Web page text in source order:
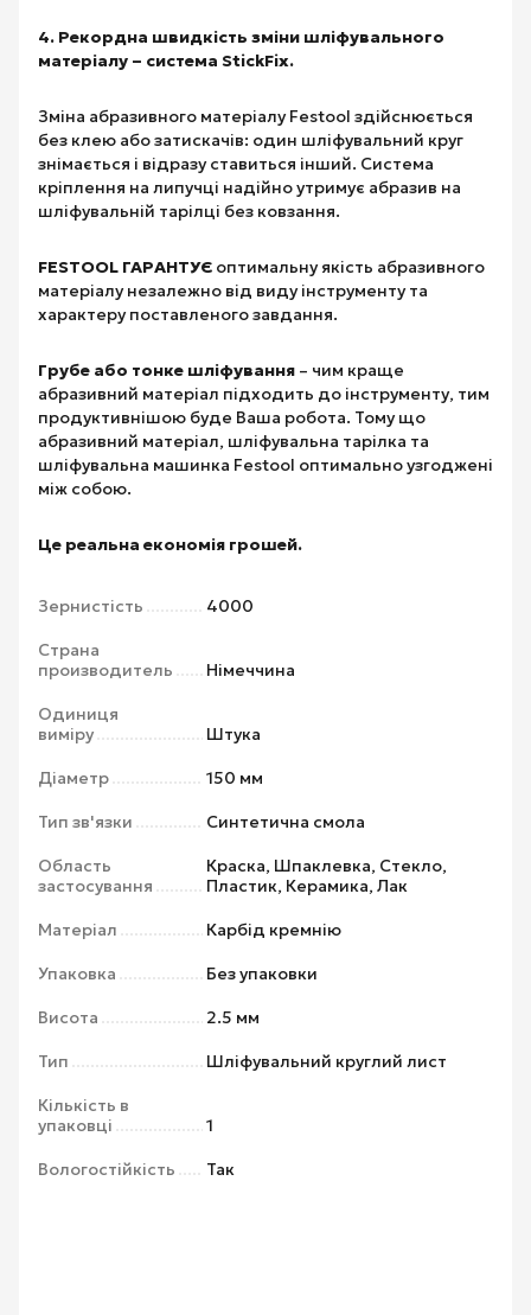
4. Рекордна швидкість зміни шліфувального
матеріалу – система StickFix.
Зміна абразивного матеріалу Festool здійснюється
без клею або затискачів: один шліфувальний круг
знімається і відразу ставиться інший. Система
кріплення на липучці надійно утримує абразив на
шліфувальній тарілці без ковзання.
FESTOOL ГАРАНТУЄ оптимальну якість абразивного
матеріалу незалежно від виду інструменту та
характеру поставленого завдання.
Грубе або тонке шліфування – чим краще
абразивний матеріал підходить до інструменту, тим
продуктивнішою буде Ваша робота. Тому що
абразивний матеріал, шліфувальна тарілка та
шліфувальна машинка Festool оптимально узгоджені
між собою.
Це реальна економія грошей.
Зернистість 4000
Страна
производитель
Німеччина
Одиниця
виміру
Штука
Діаметр 150 мм
Тип зв'язки Синтетична смола
Область
застосування
Краска, Шпаклевка, Стекло,
Пластик, Керамика, Лак
Матеріал Карбід кремнію
Упаковка Без упаковки
Висота 2.5 мм
Тип Шліфувальний круглий лист
Кількість в
упаковці
1
Вологостійкість Так